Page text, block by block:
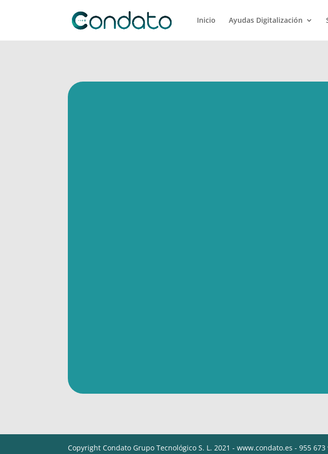
Inicio Ayudas Digitalización
Copyright Condato Grupo Tecnológico S. L. 2021 - www.condato.es - 955